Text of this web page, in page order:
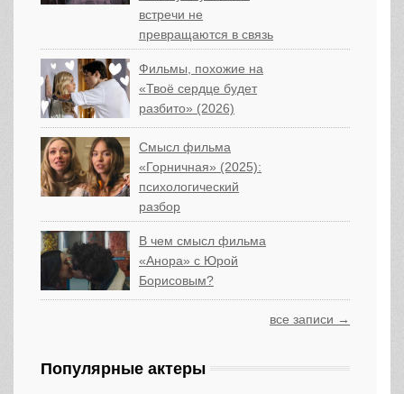
встречи не
превращаются в связь
Фильмы, похожие на
«Твоё сердце будет
разбито» (2026)
Смысл фильма
«Горничная» (2025):
психологический
разбор
В чем смысл фильма
«Анора» с Юрой
Борисовым?
все записи →
Популярные актеры